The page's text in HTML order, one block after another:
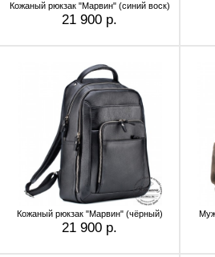
Кожаный рюкзак "Марвин" (синий воск)
21 900 р.
Кожаный рюкзак "Марвин" (чёрный)
21 900 р.